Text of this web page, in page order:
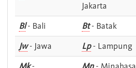
Jakarta
Bl- Bali Bt- Batak
Jw- Jawa Lp- Lampung